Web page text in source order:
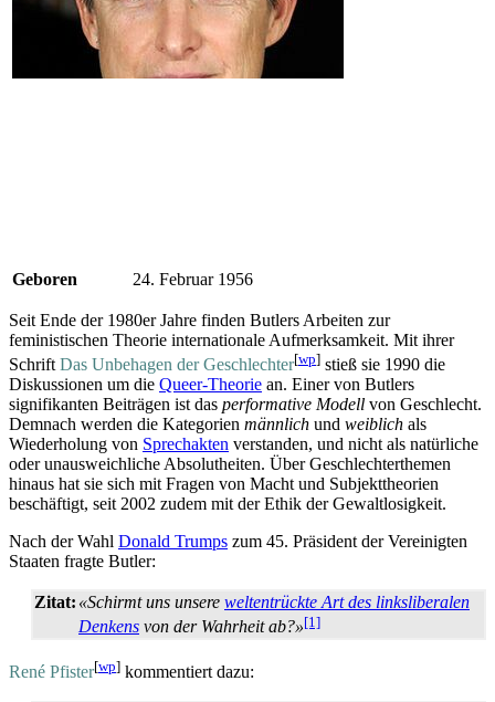
Geboren 24. Februar 1956
Seit Ende der 1980er Jahre finden Butlers Arbeiten zur
feministischen Theorie internationale Aufmerksamkeit. Mit ihrer
Schrift Das Unbehagen der Geschlechter[wp] stieß sie 1990 die
Diskussionen um die Queer-Theorie an. Einer von Butlers
signifikanten Beiträgen ist das performative Modell von Geschlecht.
Demnach werden die Kategorien männlich und weiblich als
Wiederholung von Sprechakten verstanden, und nicht als natürliche
oder unausweichliche Absolutheiten. Über Geschlechter­themen
hinaus hat sie sich mit Fragen von Macht und Subjekt­theorien
beschäftigt, seit 2002 zudem mit der Ethik der Gewaltlosigkeit.
Nach der Wahl Donald Trumps zum 45. Präsident der Vereinigten
Staaten fragte Butler:
Zitat: «Schirmt uns unsere weltentrückte Art des links­liberalen
Denkens von der Wahrheit ab?»[1]
René Pfister[wp] kommentiert dazu: